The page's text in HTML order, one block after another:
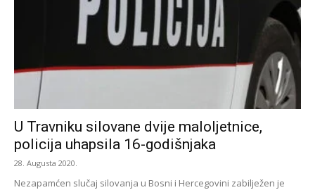
U Travniku silovane dvije maloljetnice,
policija uhapsila 16-godišnjaka
28. Augusta 2020.
Nezapamćen slučaj silovanja u Bosni i Hercegovini zabilježen je